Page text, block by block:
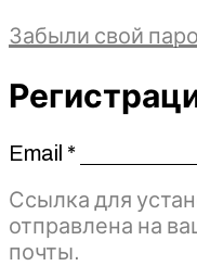
Забыли свой
Email *
Ссылка для
отправлена ​​на
почты.